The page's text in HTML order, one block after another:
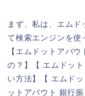
まず、私は、エム
て検索エンジンを使
【エムドットアバ
の？】【 エムドッ
い方法】【 エムド
ットアバウト 銀行